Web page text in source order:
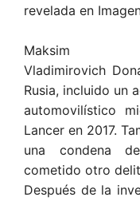
revelada en
Maksim
Vladimirovich
Rusia, incluido un
automovilístico
Lancer en 2017.
una condena
cometido otro
Después de la